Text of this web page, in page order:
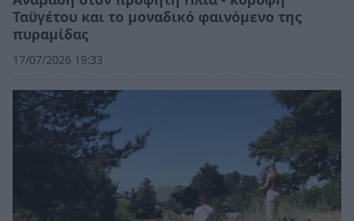
Ταϋγέτου και το μοναδικό φαινόμενο της
πυραμίδας
17/07/2026 19:33